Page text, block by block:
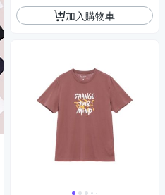
加入購物車